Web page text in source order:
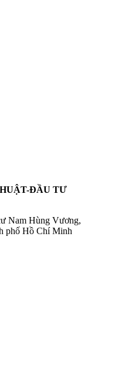
ĐẦU TƯ
Nam Hùng Vương,
phố Hồ Chí Minh